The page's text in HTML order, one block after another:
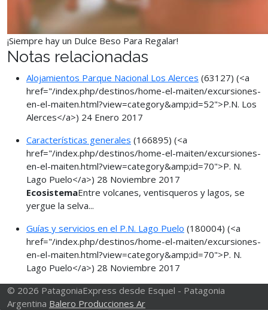
¡Siempre hay un Dulce Beso Para Regalar!
Notas relacionadas
Alojamientos Parque Nacional Los Alerces (63127) (<a
href="/index.php/destinos/home-el-maiten/excursiones-
en-el-maiten.html?view=category&amp;id=52">P.N. Los
Alerces</a>) 24 Enero 2017
Características generales (166895) (<a
href="/index.php/destinos/home-el-maiten/excursiones-
en-el-maiten.html?view=category&amp;id=70">P. N.
Lago Puelo</a>) 28 Noviembre 2017
EcosistemaEntre volcanes, ventisqueros y lagos, se
yergue la selva...
Guías y servicios en el P.N. Lago Puelo (180004) (<a
href="/index.php/destinos/home-el-maiten/excursiones-
en-el-maiten.html?view=category&amp;id=70">P. N.
Lago Puelo</a>) 28 Noviembre 2017
© 2026 PatagoniaExpress desde Esquel - Patagonia
Argentina Balero Producciones Ar